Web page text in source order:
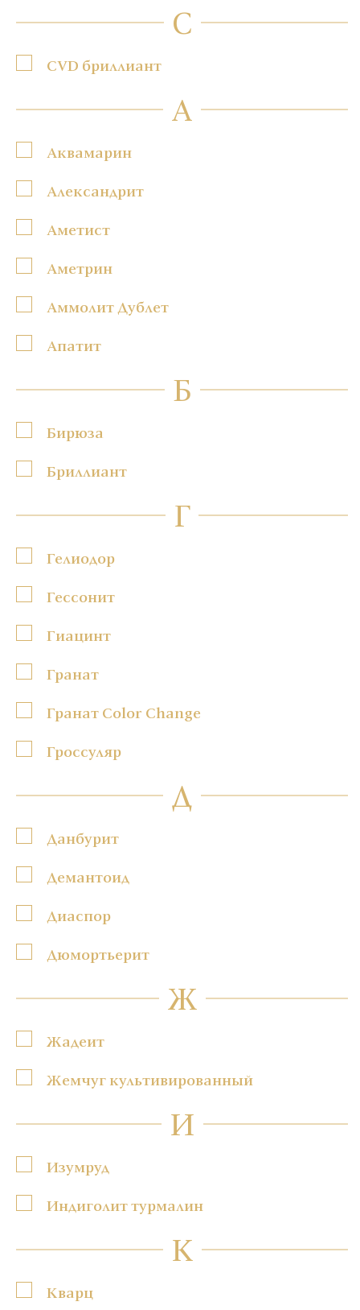
C
CVD бриллиант
А
Аквамарин
Александрит
Аметист
Аметрин
Аммолит Дублет
Апатит
Б
Бирюза
Бриллиант
Г
Гелиодор
Гессонит
Гиацинт
Гранат
Гранат Color Change
Гроссуляр
Д
Данбурит
Демантоид
Диаспор
Дюмортьерит
Ж
Жадеит
Жемчуг культивированный
И
Изумруд
Индиголит турмалин
К
Кварц